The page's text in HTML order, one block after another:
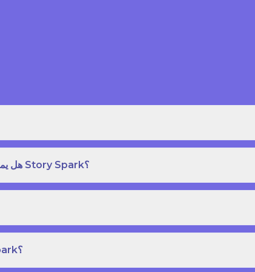
هل يمكنني طلب نسخة مطبوعة بغلاف مقوى من كتاب قصص على Story Spark؟
هل يمكنني إنشاء ونشر كتاب قصص خاص بي على Story Spark؟